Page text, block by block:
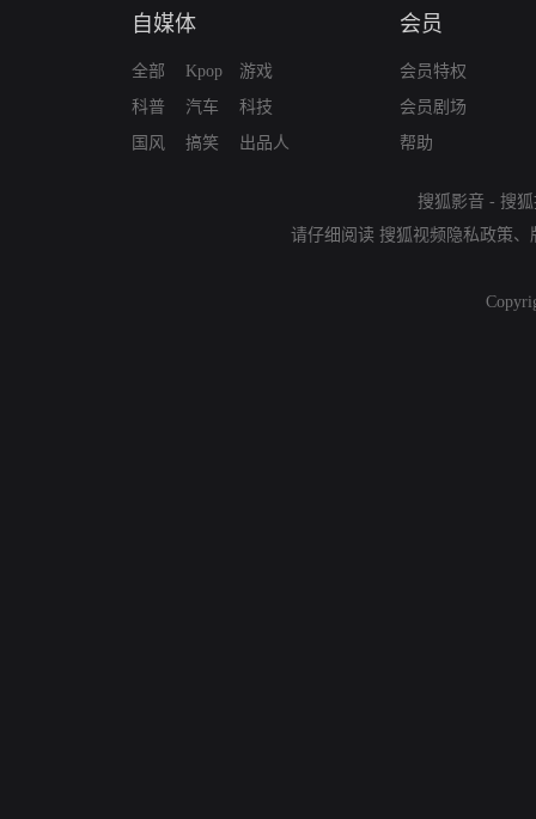
自媒体
全部
科普
国风
Kpop
汽车
搞笑
游戏
科技
出品人
会员
会员特权
会员剧场
帮助
搜狐影音 - 搜
请仔细阅读 搜狐视频隐私政策、